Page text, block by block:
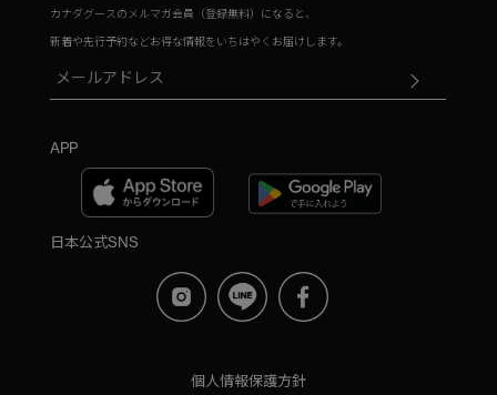
カナダグースのメルマガ会員（登録無料）になると、
新着や先行予約などお得な情報をいちはやくお届けします。
APP
日本公式SNS
個人情報保護方針